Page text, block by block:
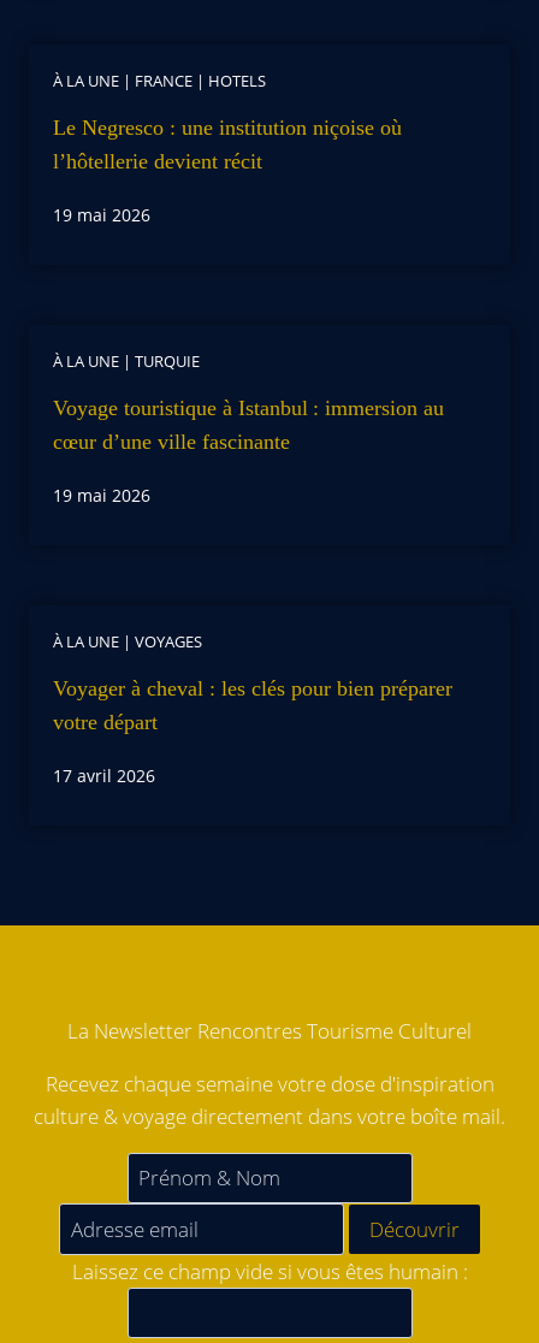
À LA UNE | FRANCE | HOTELS
Le Negresco : une institution niçoise où
l’hôtellerie devient récit
19 mai 2026
À LA UNE | TURQUIE
Voyage touristique à Istanbul : immersion au
cœur d’une ville fascinante
19 mai 2026
À LA UNE | VOYAGES
Voyager à cheval : les clés pour bien préparer
votre départ
17 avril 2026
La Newsletter Rencontres Tourisme Culturel
Recevez chaque semaine votre dose d'inspiration
culture & voyage directement dans votre boîte mail.
Laissez ce champ vide si vous êtes humain :